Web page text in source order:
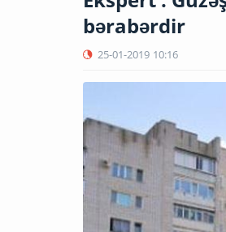
bərabərdir
25-01-2019 10:16